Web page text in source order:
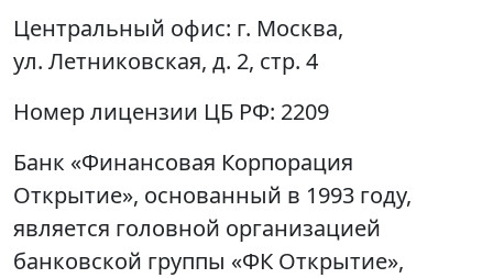
Центральный офис: г. Москва,
ул. Летниковская, д. 2, стр. 4
Номер лицензии ЦБ РФ: 2209
Банк «Финансовая Корпорация
Открытие», основанный в 1993 году,
является головной организацией
банковской группы «ФК Открытие»,